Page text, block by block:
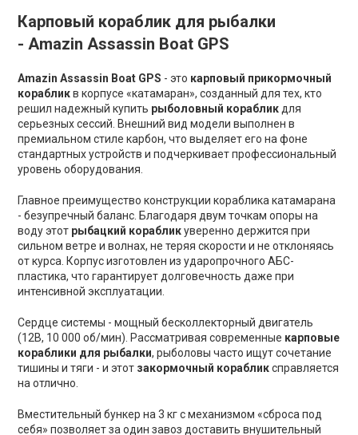
Карповый кораблик для рыбалки
- Amazin Assassin Boat GPS
Amazin Assassin Boat GPS - это карповый прикормочный
корабликв корпусе «катамаран», созданный для тех, кто
решил надежный купить рыболовный кораблик для
серьезных сессий. Внешний вид модели выполнен в
премиальном стиле карбон, что выделяет его на фоне
стандартных устройств и подчеркивает профессиональный
уровень оборудования.
Главное преимущество конструкции кораблика катамарана
- безупречный баланс. Благодаря двум точкам опоры на
воду этот рыбацкий корабликуверенно держится при
сильном ветре и волнах, не теряя скорости и не отклоняясь
от курса. Корпус изготовлен из ударопрочного АБС-
пластика, что гарантирует долговечность даже при
интенсивной эксплуатации.
Сердце системы - мощный бесколлекторный двигатель
(12В, 10 000 об/мин). Рассматривая современные карповые
кораблики для рыбалки, рыболовы часто ищут сочетание
тишины и тяги - и этот закормочный корабликсправляется
на отлично.
Вместительный бункер на 3 кг с механизмом «сброса под
себя» позволяет за один завоз доставить внушительный